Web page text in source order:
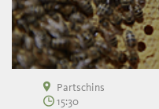
Partschins
15:30